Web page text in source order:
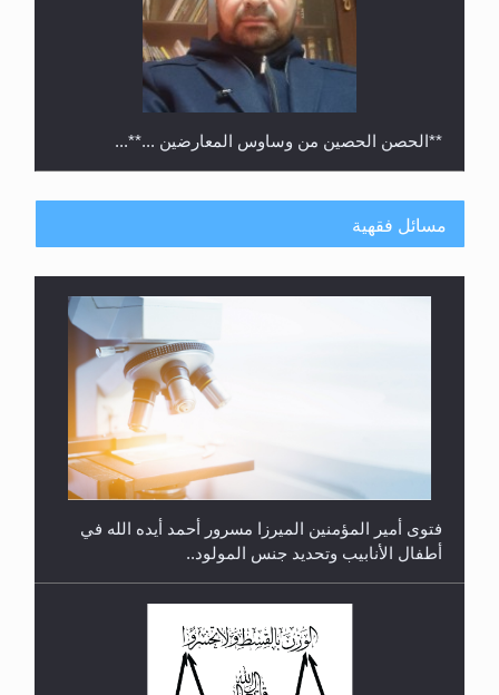
**الحصن الحصين من وساوس المعارضين ...**...
مسائل فقهية
فتوى أمير المؤمنين الميرزا مسرور أحمد أيده الله في
أطفال الأنابيب وتحديد جنس المولود..